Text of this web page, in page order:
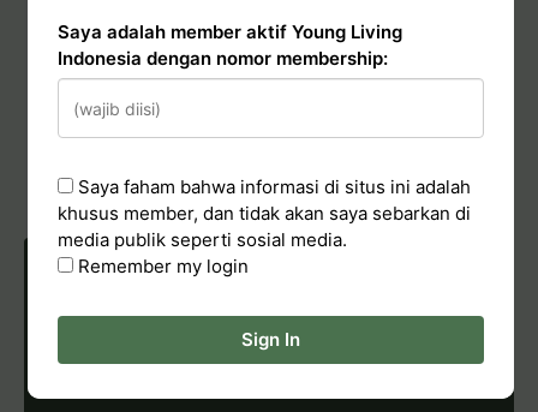
Transfer dana dari Account Credits
Conduct & Report
Pelaporan Pelanggaran
POLICIES & CONDUCT
Saya adalah member aktif Young Living
Indonesia dengan nomor membership:
Saya faham bahwa informasi di situs ini adalah
khusus member, dan tidak akan saya sebarkan di
media publik seperti sosial media.
Remember my login
Sign In